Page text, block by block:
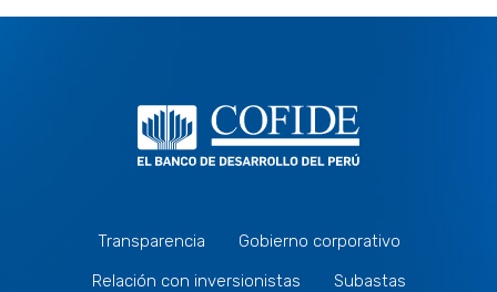
Transparencia
Gobierno corporativo
Relación con inversionistas
Subastas